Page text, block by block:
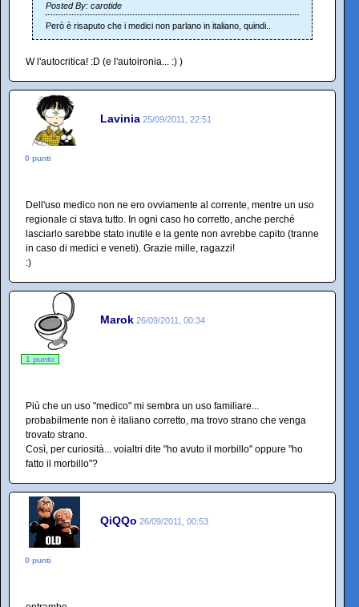
Posted By: carotide
Però è risaputo che i medici non parlano in italiano, quindi..
W l'autocritica! :D (e l'autoironia... :) )
Lavinia 25/09/2011, 22:51
0 punti
Dell'uso medico non ne ero ovviamente al corrente, mentre un uso
regionale ci stava tutto. In ogni caso ho corretto, anche perché
lasciarlo sarebbe stato inutile e la gente non avrebbe capito (tranne
in caso di medici e veneti). Grazie mille, ragazzi!
:)
Marok 26/09/2011, 00:34
1 punto
Più che un uso "medico" mi sembra un uso familiare...
probabilmente non è italiano corretto, ma trovo strano che venga
trovato strano.
Così, per curiosità... voialtri dite "ho avuto il morbillo" oppure "ho
fatto il morbillo"?
QiQQo 26/09/2011, 00:53
0 punti